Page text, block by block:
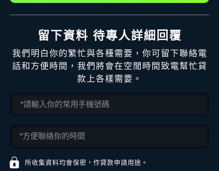
留下資料 待專人詳細回覆
我們明白你的繁忙與各種需要，你可留下聯絡電
話和方便時間，我們將會在空閒時間致電幫忙貸
款上各樣需要。
所收集資料均會保密，作貸款申請用途。